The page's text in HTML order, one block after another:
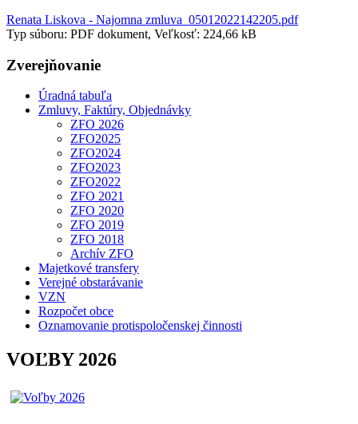
Renata Liskova - Najomna zmluva_05012022142205.pdf
Typ súboru: PDF dokument, Veľkosť: 224,66 kB
Zverejňovanie
Úradná tabuľa
Zmluvy, Faktúry, Objednávky
ZFO 2026
ZFO2025
ZFO2024
ZFO2023
ZFO2022
ZFO 2021
ZFO 2020
ZFO 2019
ZFO 2018
Archív ZFO
Majetkové transfery
Verejné obstarávanie
VZN
Rozpočet obce
Oznamovanie protispoločenskej činnosti
VOĽBY 2026